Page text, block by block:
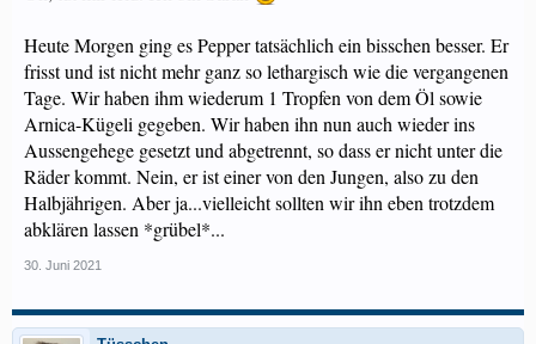
Heute Morgen ging es Pepper tatsächlich ein bisschen besser. Er
frisst und ist nicht mehr ganz so lethargisch wie die vergangenen
Tage. Wir haben ihm wiederum 1 Tropfen von dem Öl sowie
Arnica-Kügeli gegeben. Wir haben ihn nun auch wieder ins
Aussengehege gesetzt und abgetrennt, so dass er nicht unter die
Räder kommt. Nein, er ist einer von den Jungen, also zu den
Halbjährigen. Aber ja...vielleicht sollten wir ihn eben trotzdem
abklären lassen *grübel*...
30. Juni 2021